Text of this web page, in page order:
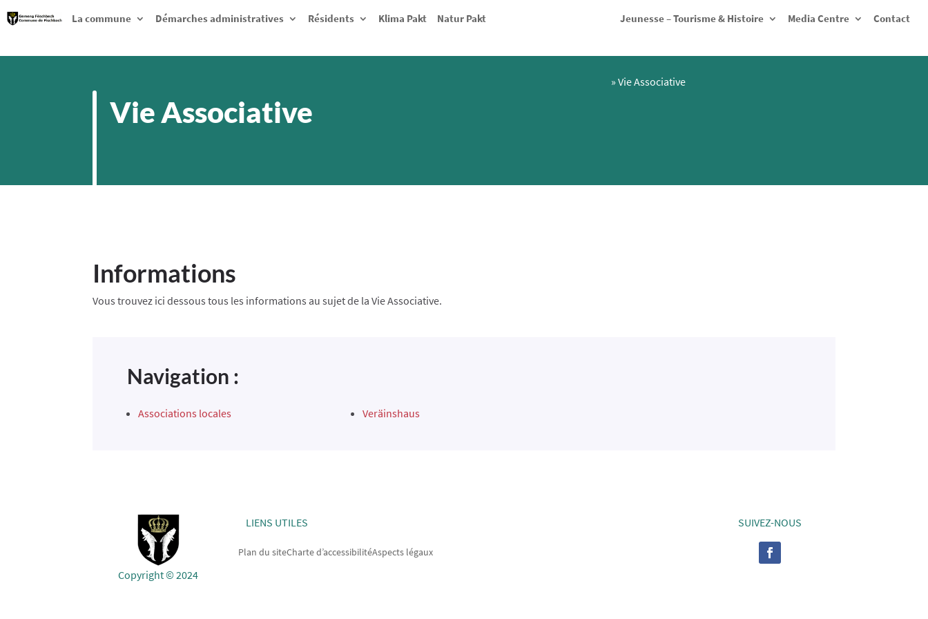
La commune Démarches administratives Résidents Klima Pakt Natur Pakt Jeunesse – Tourisme & Histoire Media Centre Contact
Vie Associative
» Vie Associative
Informations
Vous trouvez ici dessous tous les informations au sujet de la Vie Associative.
Navigation :
Associations locales Veräinshaus
Copyright © 2024
LIENS UTILES
Plan du siteCharte d’accessibilitéAspects légaux
SUIVEZ-NOUS